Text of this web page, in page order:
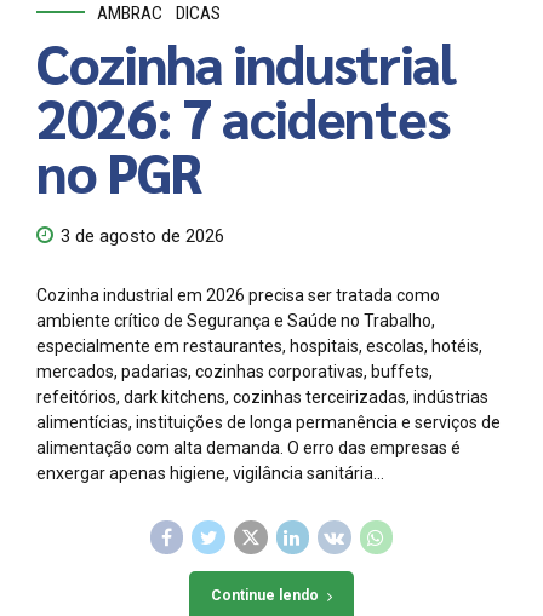
AMBRAC DICAS
Cozinha industrial
2026: 7 acidentes
no PGR
3 de agosto de 2026
Cozinha industrial em 2026 precisa ser tratada como
ambiente crítico de Segurança e Saúde no Trabalho,
especialmente em restaurantes, hospitais, escolas, hotéis,
mercados, padarias, cozinhas corporativas, buffets,
refeitórios, dark kitchens, cozinhas terceirizadas, indústrias
alimentícias, instituições de longa permanência e serviços de
alimentação com alta demanda. O erro das empresas é
enxergar apenas higiene, vigilância sanitária...
Continue lendo